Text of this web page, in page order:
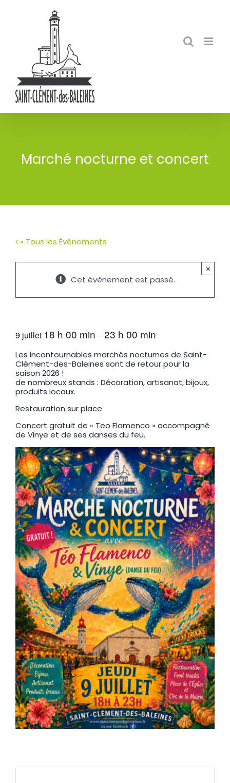
Marché nocturne et concert
« Tous les Évènements
Cet évènement est passé.
×
9 juillet 18 h 00 min –23 h 00 min
Les incontournables marchés nocturnes de Saint-
Clément-des-Baleines sont de retour pour la
saison 2026 !
de nombreux stands : Décoration, artisanat, bijoux,
produits locaux.
Restauration sur place
Concert gratuit de « Teo Flamenco » accompagné
de Vinye et de ses danses du feu.